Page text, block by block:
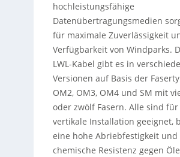
hochleistungsfähige
Datenübertragungsmedien
für maximale Zuverlässigkeit
Verfügbarkeit von Windparks.
LWL-Kabel gibt es in
Versionen auf Basis der
OM2, OM3, OM4 und SM mit
oder zwölf Fasern. Alle sind für
vertikale Installation geeignet,
eine hohe Abriebfestigkeit und
chemische Resistenz gegen